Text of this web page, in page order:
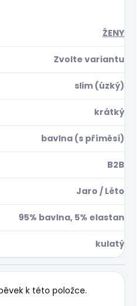
ŽENY
Zvolte variantu
slim (úzký)
krátký
bavlna (s příměsí)
B2B
Jaro / Léto
95% bavlna, 5% elastan
kulatý
k této položce.